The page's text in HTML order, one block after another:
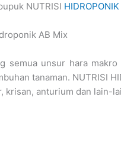
NUTRISI HIDROPONIK
unsur hara
tanaman. NUTRISI
krisan, anturium dan lain-